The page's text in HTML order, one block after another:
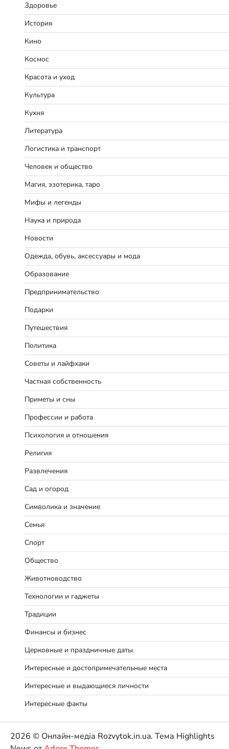
Здоровье
История
Кино
Космос
Красота и уход
Культура
Кухня
Литература
Логистика и транспорт
Человек и общество
Магия, эзотерика, таро
Мифы и легенды
Наука и природа
Новости
Одежда, обувь, аксессуары и мода
Образование
Предпринимательство
Подарки
Путешествия
Политика
Советы и лайфхаки
Частная собственность
Приметы и сны
Профессии и работа
Психология и отношения
Религия
Развлечения
Сад и огород
Символика и значение
Семья
Спорт
Общество
Животноводство
Технологии и гаджеты
Традиции
Финансы и бизнес
Церковные и праздничные даты
Интересные и достопримечательные места
Интересные и выдающиеся личности
Интересные факты
2026 © Онлайн-медіа Rozvytok.in.ua. Тема Highlights